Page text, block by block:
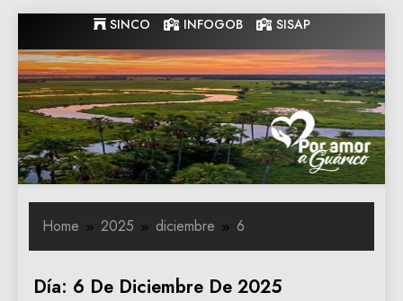
to
content
SINCO INFOGOB SISAP
Gobernacion
de Guarico
Gobernacion de Guarico
Home 2025 diciembre 6
Día: 6 De Diciembre De 2025